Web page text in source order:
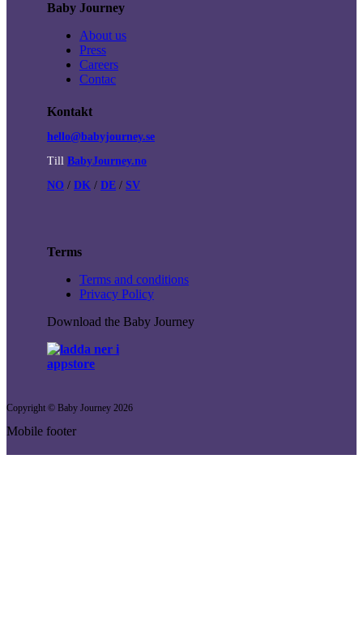
Baby Journey
About us
Press
Careers
Contac
Kontakt
hello@babyjourney.se
Till BabyJourney.no
NO / DK / DE / SV
Terms
Terms and conditions
Privacy Policy
Download the Baby Journey
Copyright © Baby Journey 2026
Mobile footer